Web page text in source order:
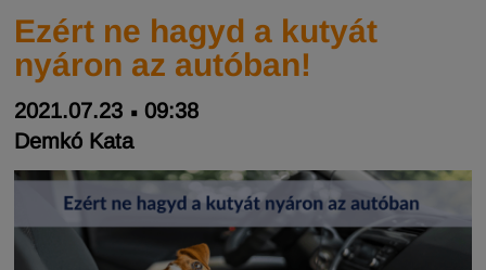
Ezért ne hagyd a kutyát
nyáron az autóban!
2021.07.23
09:38
Demkó Kata